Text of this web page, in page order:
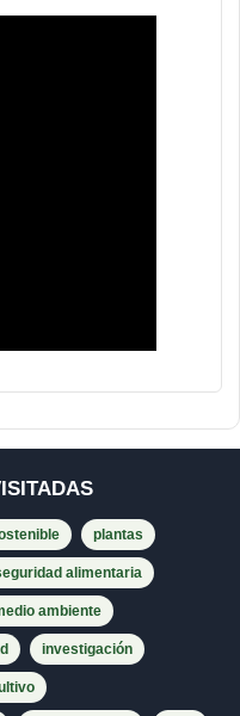
plantas
alimentaria
ambiente
investigación